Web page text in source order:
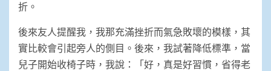
折。
後來友人提醒我，我那充滿挫折而氣急敗壞的模樣，其
實比較會引起旁人的側目。後來，我試著降低標準，當
兒子開始收椅子時，我說：「好，真是好習慣，省得老